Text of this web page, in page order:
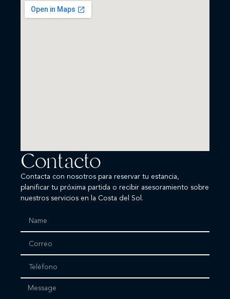
Contacto
Contacta con nosotros para reservar tu estancia,
planificar tu próxima partida o recibir asesoramiento sobre
nuestros servicios en la Costa del Sol.